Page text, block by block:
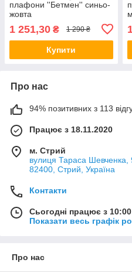
плафони ''Бетмен'' синьо-
жовта
1 251,30 ₴ 1 290 ₴
Купити
Про нас
94% позитивних з 113
Працює з 18.11.2020
м. Стрий
вулиця Тараса Шевченка,
82400, Стрий, Україна
Контакти
Сьогодні працює з
Показати весь графік
Про нас